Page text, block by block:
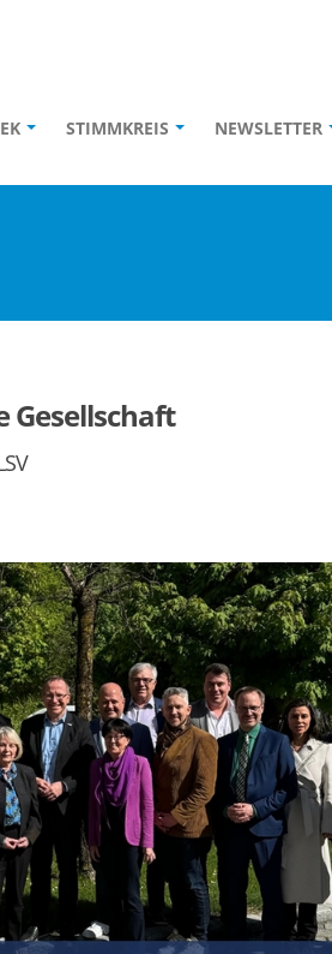
STIMMKREIS NEWSLETTER
Gesellschaft